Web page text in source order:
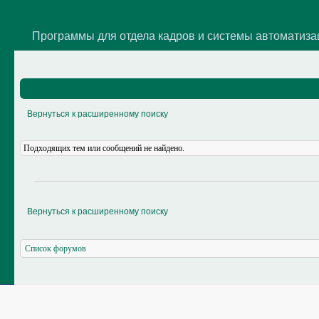
Программы для отдела кадров и системы
Вернуться к расширенному поиску
Подходящих тем или сообщений не найдено.
Вернуться к расширенному поиску
Список форумов